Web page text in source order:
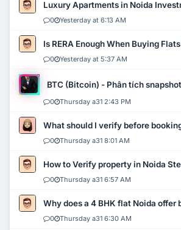
Luxury Apartments in Noida
0 Yesterday at 6:13 AM
Is RERA Enough When Buying
0 Yesterday at 5:37 AM
BTC (Bitcoin) - Phân tích
0 Thursday a31 2:43 PM
What should I verify before
0 Thursday a31 8:01 AM
How to Verify property in Noida
0 Thursday a31 6:57 AM
Why does a 4 BHK flat Noida offer
0 Thursday a31 6:30 AM